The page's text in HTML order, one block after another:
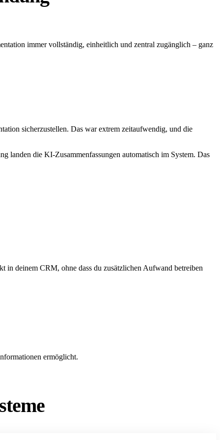
immer vollständig, einheitlich und zentral zugänglich – ganz
sicherzustellen. Das war extrem zeitaufwendig, und die
landen die KI-Zusammenfassungen automatisch im System. Das
in deinem CRM, ohne dass du zusätzlichen Aufwand betreiben
ermöglicht.